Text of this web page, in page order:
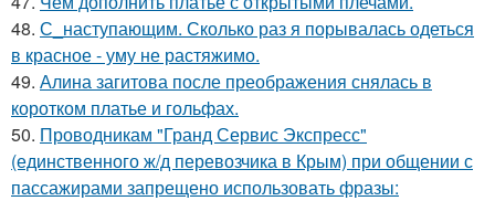
48. С_наступающим. Сколько раз я порывалась одеться
в красное - уму не растяжимо.
49. Алина загитова после преображения снялась в
коротком платье и гольфах.
50. Проводникам "Гранд Сервис Экспресс"
(единственного ж/д перевозчика в Крым) при общении с
пассажирами запрещено использовать фразы: